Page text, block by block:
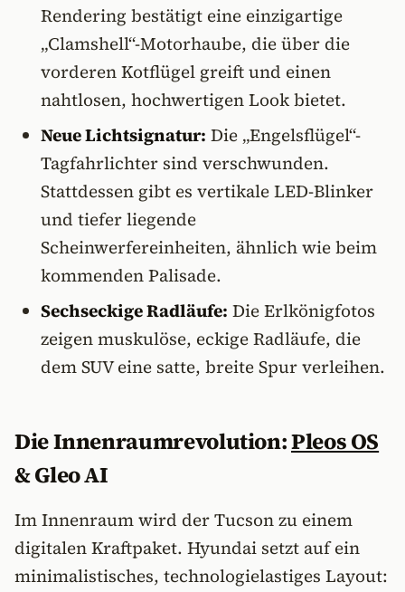
Rendering bestätigt eine einzigartige
„Clamshell“-Motorhaube, die über die
vorderen Kotflügel greift und einen
nahtlosen, hochwertigen Look bietet.
Neue Lichtsignatur: Die „Engelsflügel“-
Tagfahrlichter sind verschwunden.
Stattdessen gibt es vertikale LED-Blinker
und tiefer liegende
Scheinwerfereinheiten, ähnlich wie beim
kommenden Palisade.
Sechseckige Radläufe: Die Erlkönigfotos
zeigen muskulöse, eckige Radläufe, die
dem SUV eine satte, breite Spur verleihen.
Die Innenraumrevolution:Pleos OS
& Gleo AI
Im Innenraum wird der Tucson zu einem
digitalen Kraftpaket. Hyundai setzt auf ein
minimalistisches, technologielastiges Layout: